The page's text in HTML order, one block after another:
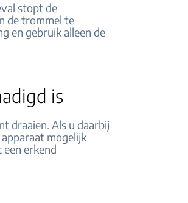
stopt de
de trommel te
en gebruik alleen de
is
draaien. Als u daarbij
mogelijk
erkend